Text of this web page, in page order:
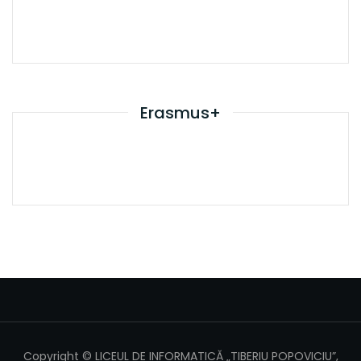
Erasmus+
Copyright © LICEUL DE INFORMATICĂ „TIBERIU POPOVICIU”,